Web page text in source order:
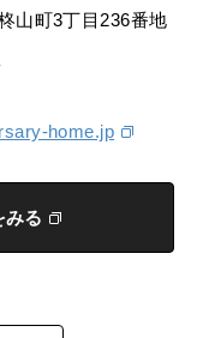
山町3丁目236番地
home.jp
みる